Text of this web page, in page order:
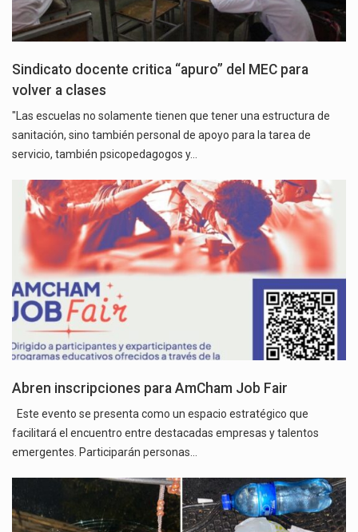
Sindicato docente critica “apuro” del MEC para
volver a clases
"Las escuelas no solamente tienen que tener una estructura de
sanitación, sino también personal de apoyo para la tarea de
servicio, también psicopedagogos y…
Abren inscripciones para AmCham Job Fair
Este evento se presenta como un espacio estratégico que
facilitará el encuentro entre destacadas empresas y talentos
emergentes. Participarán personas…